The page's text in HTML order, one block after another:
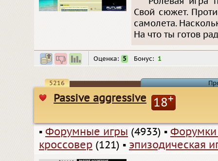
Свой сюжет.
самолета.
На что ты готов
Оценка: 5 Бонус: 1
5216
Passive aggressive 18+
▪ Форумные игры (4933) ▪
кроссовер (121) ▪ эпизодическая